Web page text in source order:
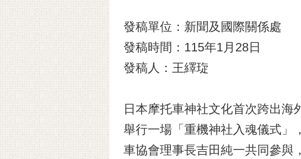
發稿單位：新聞及國際關係處
發稿時間：115年1月28日
發稿人：王繹琁
日本摩托車神社文化首次跨出
舉行一場「重機神社入魂儀式」
車協會理事長吉田純一共同參與